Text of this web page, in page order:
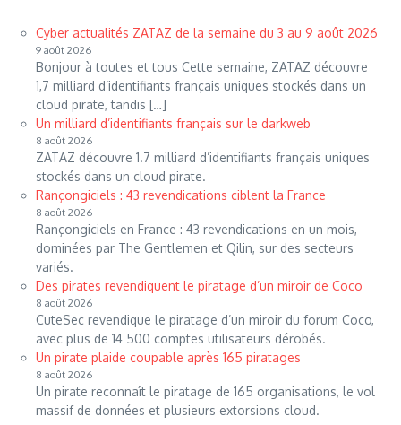
Cyber actualités ZATAZ de la semaine du 3 au 9 août 2026
9 août 2026
Bonjour à toutes et tous Cette semaine, ZATAZ découvre
1,7 milliard d’identifiants français uniques stockés dans un
cloud pirate, tandis […]
Un milliard d’identifiants français sur le darkweb
8 août 2026
ZATAZ découvre 1.7 milliard d’identifiants français uniques
stockés dans un cloud pirate.
Rançongiciels : 43 revendications ciblent la France
8 août 2026
Rançongiciels en France : 43 revendications en un mois,
dominées par The Gentlemen et Qilin, sur des secteurs
variés.
Des pirates revendiquent le piratage d’un miroir de Coco
8 août 2026
CuteSec revendique le piratage d’un miroir du forum Coco,
avec plus de 14 500 comptes utilisateurs dérobés.
Un pirate plaide coupable après 165 piratages
8 août 2026
Un pirate reconnaît le piratage de 165 organisations, le vol
massif de données et plusieurs extorsions cloud.